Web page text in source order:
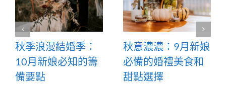
秋季浪漫結婚季：
10月新娘必知的籌
備要點
秋意濃濃：9月新娘
必備的婚禮美食和
甜點選擇